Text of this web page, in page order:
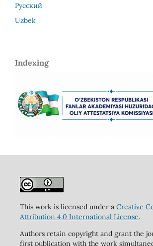
Русский
Uzbek
Indexing
This work is licensed under a Creative
Attribution 4.0 International License.
Authors retain copyright and grant the
first publication with the work